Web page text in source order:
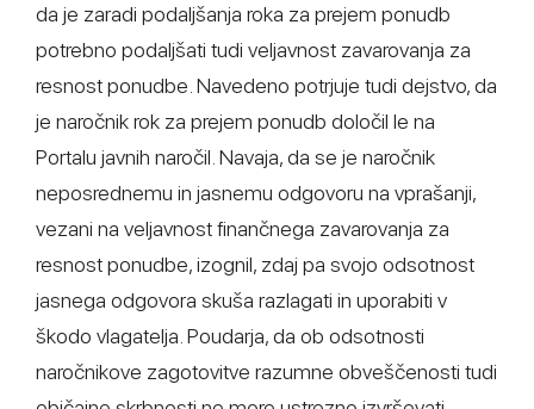
da je zaradi podaljšanja roka za prejem ponudb
potrebno podaljšati tudi veljavnost zavarovanja za
resnost ponudbe. Navedeno potrjuje tudi dejstvo, da
je naročnik rok za prejem ponudb določil le na
Portalu javnih naročil. Navaja, da se je naročnik
neposrednemu in jasnemu odgovoru na vprašanji,
vezani na veljavnost finančnega zavarovanja za
resnost ponudbe, izognil, zdaj pa svojo odsotnost
jasnega odgovora skuša razlagati in uporabiti v
škodo vlagatelja. Poudarja, da ob odsotnosti
naročnikove zagotovitve razumne obveščenosti tudi